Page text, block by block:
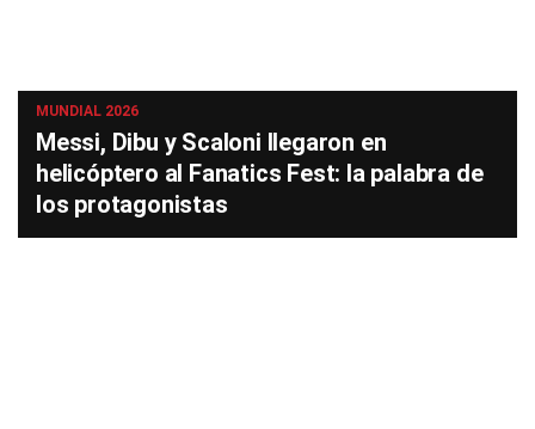
MUNDIAL 2026
Messi, Dibu y Scaloni llegaron en
helicóptero al Fanatics Fest: la palabra de
los protagonistas